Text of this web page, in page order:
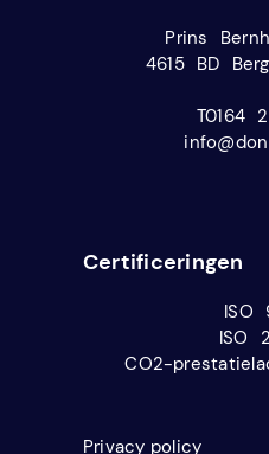
Prins
4615 BD
T0164
Certificeringen
ISO
ISO
CO2-
Privacy policy